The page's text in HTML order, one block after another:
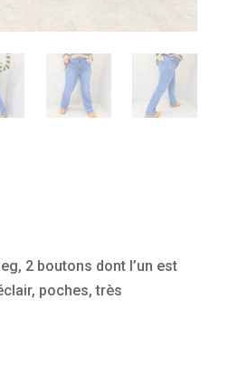
2 boutons dont l’un est
poches, très